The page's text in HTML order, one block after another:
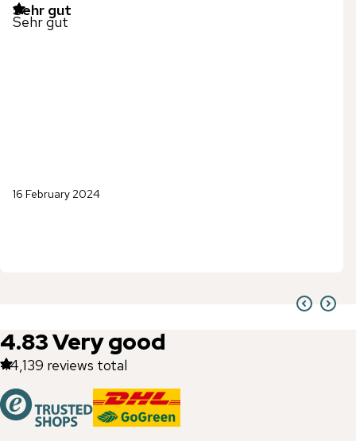
Sehr gut
Sehr gut
16 February 2024
4.83Very good
44,139 reviews total